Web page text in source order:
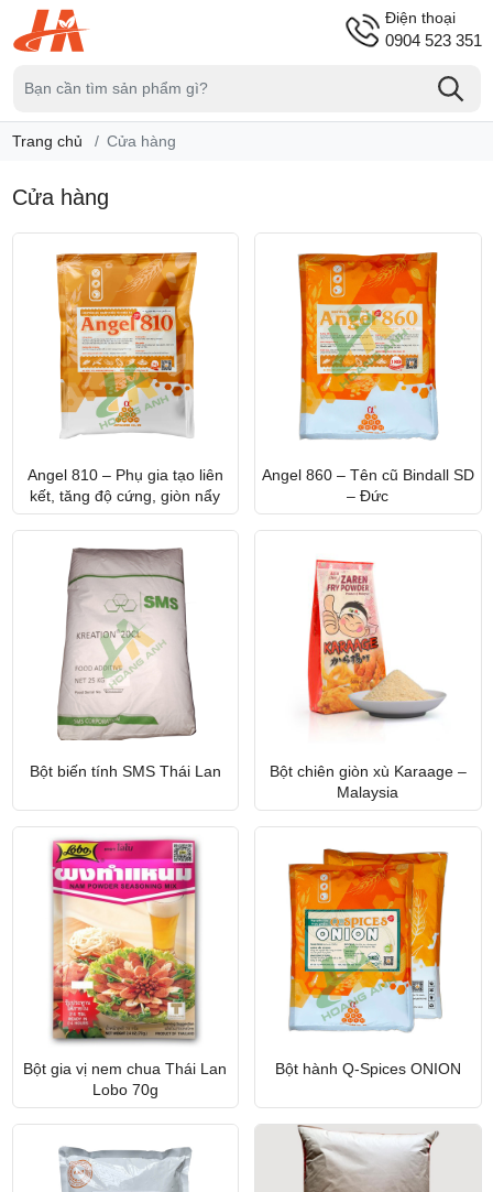
Điện thoại
0904 523 351
Trang chủ Cửa hàng
Cửa hàng
Angel 810 – Phụ gia tạo liên
kết, tăng độ cứng, giòn nẩy
Angel 860 – Tên cũ Bindall SD
– Đức
Bột biến tính SMS Thái Lan
Bột chiên giòn xù Karaage –
Malaysia
Bột gia vị nem chua Thái Lan
Lobo 70g
Bột hành Q-Spices ONION